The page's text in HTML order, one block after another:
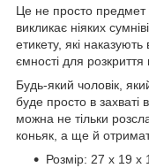
Це не просто предмет
викликає ніяких
етикету, які наказують
ємності для розкриття
Будь-який чоловік,
буде просто в захваті
можна не тільки
коньяк, а ще й
Розмір: 27 х 19 х